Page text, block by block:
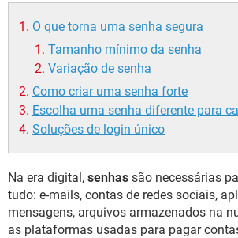
O que torna uma senha segura
Tamanho mínimo da senha
Variação de senha
Como criar uma senha forte
Escolha uma senha diferente para
Soluções de login único
Na era digital, senhas são necessárias
tudo: e-mails, contas de redes sociais,
mensagens, arquivos armazenados na
as plataformas usadas para pagar